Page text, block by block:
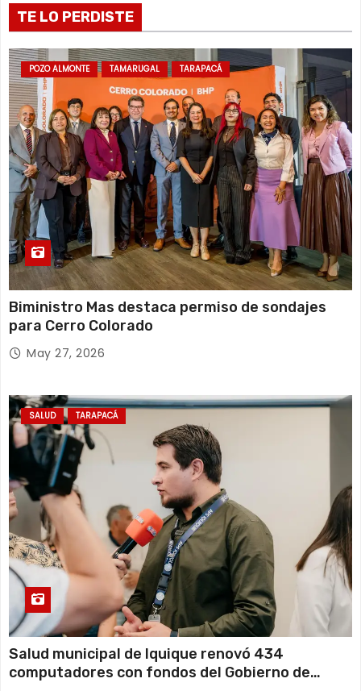
TE LO PERDISTE
POZO ALMONTE TAMARUGAL TARAPACÁ
Biministro Mas destaca permiso de sondajes
para Cerro Colorado
May 27, 2026
SALUD TARAPACÁ
Salud municipal de Iquique renovó 434
computadores con fondos del Gobierno de